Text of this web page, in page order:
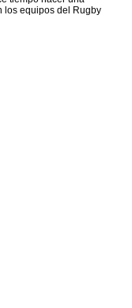
los equipos del Rugby